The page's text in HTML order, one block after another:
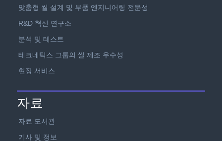
맞춤형 씰 설계 및 부품 엔지니어링 전문성
R&D 혁신 연구소
분석 및 테스트
테크네틱스 그룹의 씰 제조 우수성
현장 서비스
자료
자료 도서관
기사 및 정보